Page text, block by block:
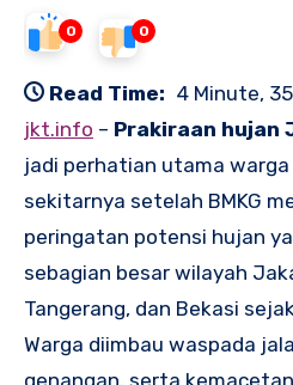
0 0
Read Time: 4 Minute,
jkt.info – Prakiraan hujan
jadi perhatian utama
sekitarnya setelah BMKG
peringatan potensi hujan
sebagian besar wilayah
Tangerang, dan Bekasi
Warga diimbau waspada